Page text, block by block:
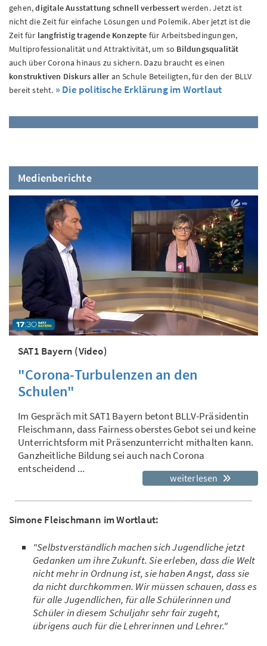
gehen,digitale Ausstattung schnell verbessertwerden. Jetzt ist
nicht die Zeit für einfache Lösungen und Polemik. Aber jetzt ist die
Zeit für langfristig tragende Konzepte für Arbeitsbedingungen,
Multiprofessionalität und Attraktivität, um so Bildungsqualität
auch über Corona hinaus zu sichern. Dazu braucht es einen
konstruktiven Diskurs alleran Schule Beteiligten, für den der BLLV
bereit steht. » Die politische Erklärung im Wortlaut
Medienberichte
SAT1 Bayern (Video)
"Corona-Turbulenzen an den
Schulen"
Im Gespräch mit SAT1 Bayern betont BLLV-Präsidentin
Fleischmann, dass Fairness oberstes Gebot sei und keine
Unterrichtsform mit Präsenzunterricht mithalten kann.
Ganzheitliche Bildung sei auch nach Corona
entscheidend ...
weiterlesen
Simone Fleischmann im Wortlaut:
"Selbstverständlich machen sich Jugendliche jetzt
Gedanken um ihre Zukunft. Sie erleben, dass die Welt
nicht mehr in Ordnung ist, sie haben Angst, dass sie
da nicht durchkommen. Wir müssen schauen, dass es
für alle Jugendlichen, für alle Schülerinnen und
Schüler in diesem Schuljahr sehr fair zugeht,
übrigens auch für die Lehrerinnen und Lehrer."